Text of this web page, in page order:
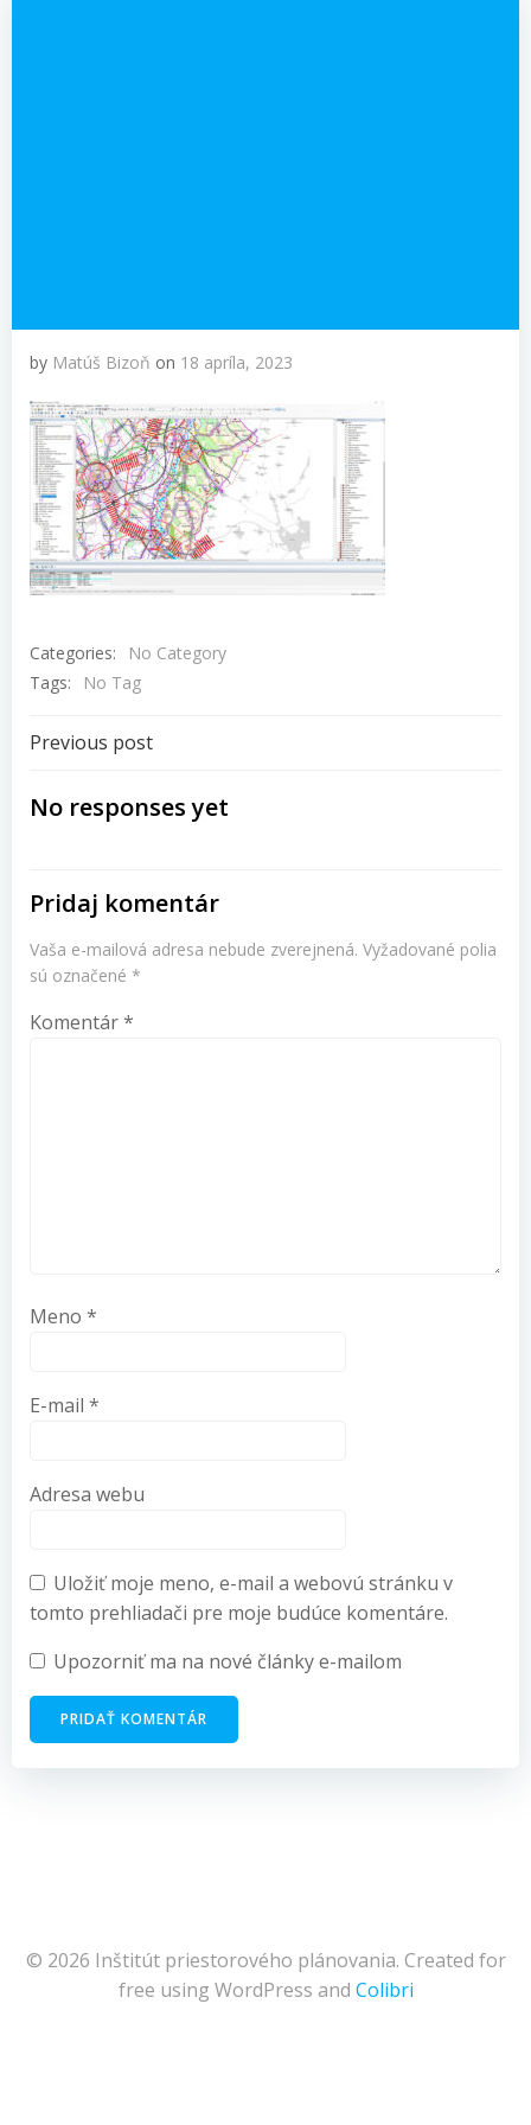
by Matúš Bizoň on 18 apríla, 2023
Categories:
No Category
Tags:
No Tag
Navigácia
v
Previous post
No responses yet
Pridaj komentár
Vaša e-mailová adresa nebude zverejnená. Vyžadované polia
sú označené *
Komentár*
Meno *
E-mail *
Adresa webu
Uložiť moje meno, e-mail a webovú stránku v
tomto prehliadači pre moje budúce komentáre.
Upozorniť ma na nové články e-mailom
© 2026 Inštitút priestorového plánovania. Created for
free using WordPress and Colibri